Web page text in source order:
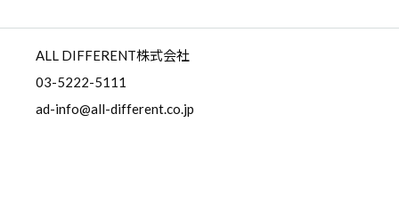
ALL DIFFERENT株式会社
03-5222-5111
ad-info@all-different.co.jp